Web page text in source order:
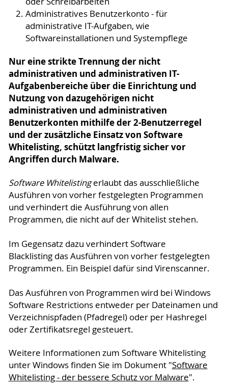
Administratives Benutzerkonto - für
administrative IT-Aufgaben, wie
Softwareinstallationen und Systempflege
Nur eine strikte Trennung der nicht
administrativen und administrativen IT-
Aufgabenbereiche über die Einrichtung und
Nutzung von dazugehörigen nicht
administrativen und administrativen
Benutzerkonten mithilfe der 2-Benutzerregel
und der zusätzliche Einsatz von Software
Whitelisting, schützt langfristig sicher vor
Angriffen durch Malware.
Software Whitelistingerlaubt das ausschließliche
Ausführen von vorher festgelegten Programmen
und verhindert die Ausführung von allen
Programmen, die nicht auf der Whitelist stehen.
Im Gegensatz dazu verhindert Software
Blacklisting das Ausführen von vorher festgelegten
Programmen. Ein Beispiel dafür sind Virenscanner.
Das Ausführen von Programmen wird bei Windows
Software Restrictions entweder per Dateinamen und
Verzeichnispfaden (Pfadregel) oder per Hashregel
oder Zertifikatsregel gesteuert.
Weitere Informationen zum Software Whitelisting
unter Windows finden Sie im Dokument "Software
Whitelisting - der bessere Schutz vor Malware".